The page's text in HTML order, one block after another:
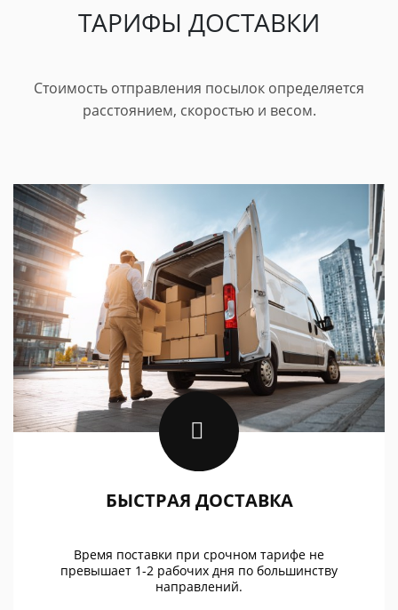
ТАРИФЫ ДОСТАВКИ
Стоимость отправления посылок определяется
расстоянием, скоростью и весом.
БЫСТРАЯ ДОСТАВКА
Время поставки при срочном тарифе не
превышает 1-2 рабочих дня по большинству
направлений.